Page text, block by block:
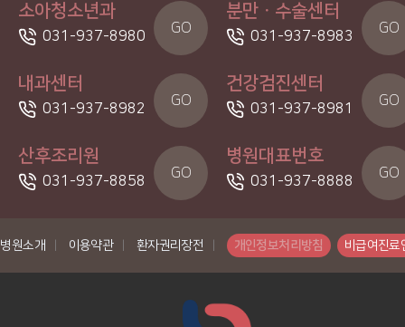
소아청소년과
031-937-8980 GO
분만ㆍ수술센터
031-937-8983 GO
내과센터
031-937-8982 GO
건강검진센터
031-937-8981 GO
산후조리원
031-937-8858 GO
병원대표번호
031-937-8888 GO
병원소개 이용약관 환자권리장전 개인정보처리방침 비급여진료